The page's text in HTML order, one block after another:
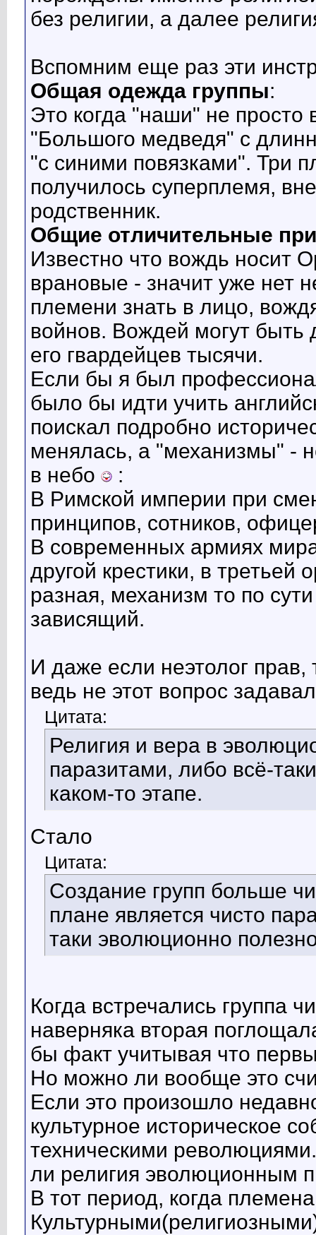
без религии, а далее
Вспомним еще раз эти
Общая одежда группы:
Это когда "наши" не просто
"Большого медведя" с
"с синими повязками". Три
получилось суперплемя,
родственник.
Общие отличительные
Известно что вождь носит
врановые - значит уже нет
племени знать в лицо,
войнов. Вождей могут быть
его гвардейцев тысячи.
Если бы я был
было бы идти учить
поискал подробно
менялась, а "механизмы" -
в небо
:
В Римской империи при
принципов, сотников,
В современных армиях
другой крестики, в третьей
разная, механизм то по
зависящий.
И даже если неэтолог прав,
ведь не этот вопрос
Цитата:
Религия и вера в
паразитами, либо всё-
каком-то этапе.
Стало
Цитата:
Создание групп больше
плане является чисто
таки эволюционно
Когда встречались группа
наверняка вторая
бы факт учитывая что
Но можно ли вообще это
Если это произошло
культурное историческое
техническими
ли религия эволюционным
В тот период, когда